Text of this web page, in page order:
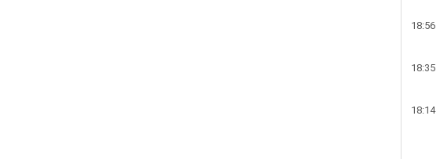
18:56
18:35
18:14